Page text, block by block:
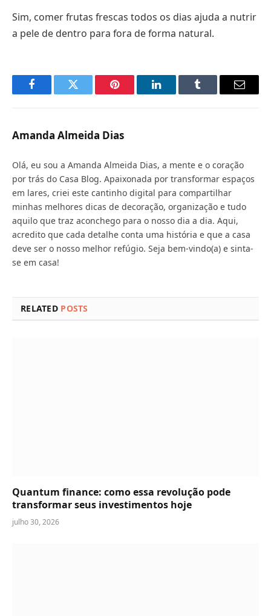
Sim, comer frutas frescas todos os dias ajuda a nutrir
a pele de dentro para fora de forma natural.
FacebookTwitter Pinterest LinkedInTumblr Email
Amanda Almeida Dias
Olá, eu sou a Amanda Almeida Dias, a mente e o coração
por trás do Casa Blog. Apaixonada por transformar espaços
em lares, criei este cantinho digital para compartilhar
minhas melhores dicas de decoração, organização e tudo
aquilo que traz aconchego para o nosso dia a dia. Aqui,
acredito que cada detalhe conta uma história e que a casa
deve ser o nosso melhor refúgio. Seja bem-vindo(a) e sinta-
se em casa!
RELATED POSTS
Quantum finance: como essa revolução pode
transformar seus investimentos hoje
julho 30, 2026